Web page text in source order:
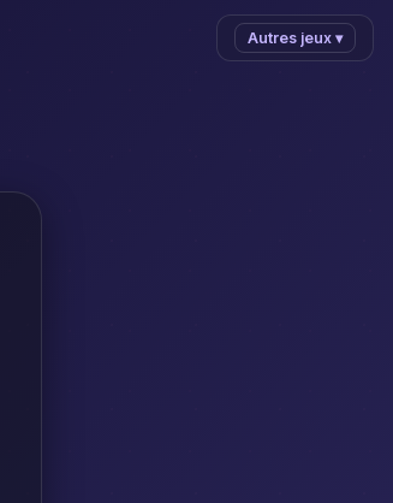
Autres jeux ▾